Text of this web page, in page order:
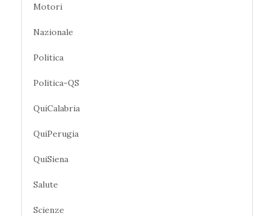
Motori
Nazionale
Politica
Politica-QS
QuiCalabria
QuiPerugia
QuiSiena
Salute
Scienze